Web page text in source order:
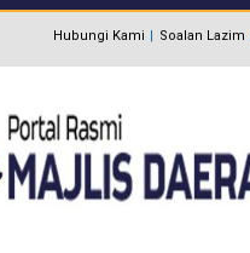
Hubungi Kami Soalan Lazim